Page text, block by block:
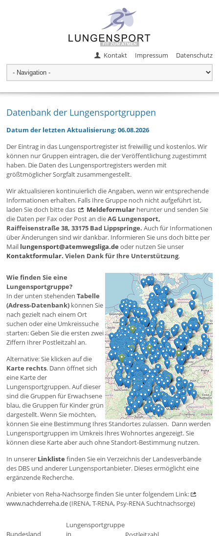
Kontakt Impressum Datenschutz
Datenbank der Lungensportgruppen
Datum der letzten Aktualisierung: 06.08.2026
Der Eintrag in das Lungensportregister ist freiwillig und kostenlos. Wir
können nur Gruppen eintragen, die der Veröffentlichung zugestimmt
haben. Die Daten des Lungensportregisters werden mit
größtmöglicher Sorgfalt zusammengestellt.
Wir aktualisieren kontinuierlich die Angaben, wenn wir entsprechende
Informationen erhalten. Falls Ihre Gruppe noch nicht aufgeführt ist,
laden Sie doch bitte das
Meldeformular herunter und senden Sie
die Daten per Fax oder Post an dieAG Lungensport,
Raiffeisenstraße 38, 33175 Bad Lippspringe. Auch für Informationen
über Änderungen sind wir dankbar. Informieren Sie uns doch bitte per
Mail lungensport@atemwegsliga.de oder nutzen Sie unser
Kontaktformular. Vielen Dank für Ihre Unterstützung.
Wie finden Sie eine
Lungensportgruppe?
In der unten stehenden Tabelle
(Adress-Datenbank) können Sie
nach gezielt nach einem Ort
suchen oder eine Umkreissuche
starten: Geben Sie die ersten zwei
Ziffern Ihrer Postleitzahl an.
Alternative: Sie klicken auf die
Karte rechts. Dann öffnet sich
eine Karte der
Lungensportgruppen. Auf dieser
sind die Gruppen für Erwachsene
blau, die Gruppen für Kinder grün
dargestellt. Wenn Sie möchten,
können Sie eine Bestimmung Ihres Standortes zulassen. Dann werden
Lungensportgruppen im Umkreis Ihres Wohnortes angezeigt. Sie
können diese Karte aber auch ohne Standort-Bestimmung nutzen.
In unserer Linkliste finden Sie ein Verzeichnis der Landesverbände
des DBS und anderer Lungensportanbieter. Dieses ermöglicht eine
ergänzende Recherche.
Anbieter von Reha-Nachsorge finden Sie unter folgendem Link:
www.nachderreha.de(IRENA, T-RENA, Psy-RENA Suchtnachsorge)
Bundesland
Lungensportgruppe
in